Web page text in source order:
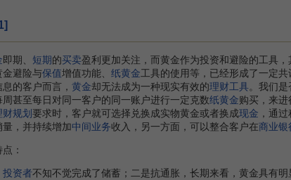
即期、 短期的买卖盈利更加关注，而黄金作为投资和避险的工具
金避险与保值增值功能、 纸黄金工具的使用等，已经形成了一定
的客户而言， 黄金却无法成为一种现实有效的理财工具。我们是
甚至每日对同一客户的同一账户进行一定克数纸黄金购买，来
财规划要求时，客户就可选择兑换成实物黄金或者换成现金 ，通
量，并持续增加中间业务收入，另一方面，可以整合客户在商业银
：
投资者不知不觉完成了储蓄；二是抗通胀，长期来看，黄金具有